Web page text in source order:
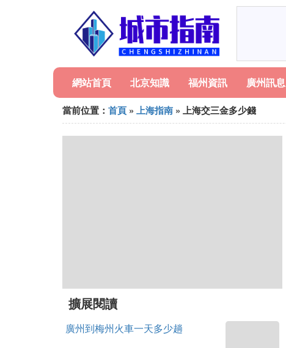
網站首頁 北京知識 福州資訊 廣州訊息
當前位置： 首頁 » 上海指南 » 上海交三金多少錢
擴展閱讀
廣州到梅州火車一天多少趟